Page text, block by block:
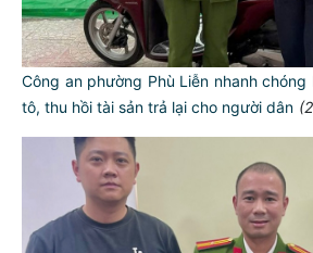
Công an phường Phù Liễn nhanh
tô, thu hồi tài sản trả lại cho người dân